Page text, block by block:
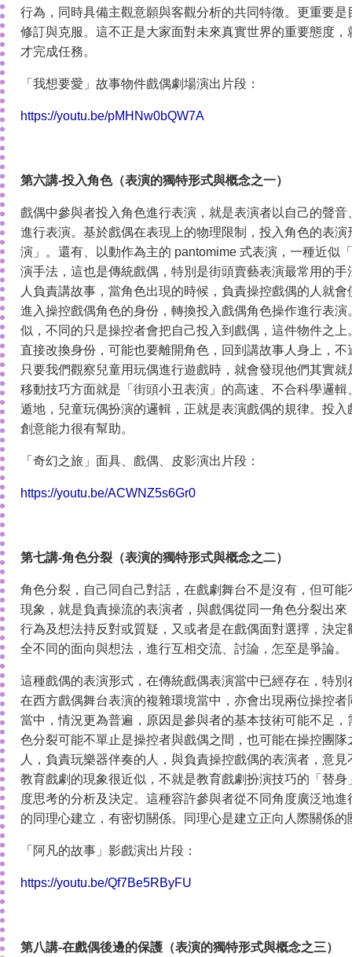
行為，同時具備主觀意願與客觀分析的共同特徵。更重要
修訂與克服。這不正是大家面對未來真實世界的重要態度
才完成任務。
「我想要愛」故事物件戲偶劇場演出片段：
https://youtu.be/pMHNw0bQW7A
第六講-投入角色（表演的獨特形式與概念之一）
戲偶中參與者投入角色進行表演，就是表演者以自己的聲
進行表演。基於戲偶在表現上的物理限制，投入角色的表
演」。還有、以動作為主的 pantomime 式表演，一種近似
演手法，這也是傳統戲偶，特別是街頭賣藝表演最常用的
人負責講故事，當角色出現的時候，負責操控戲偶的人就
進入操控戲偶角色的身份，轉換投入戲偶角色操作進行表
似，不同的只是操控者會把自己投入到戲偶，這件物件之
直接改換身份，可能也要離開角色，回到講故事人身上，
只要我們觀察兒童用玩偶進行遊戲時，就會發現他們其實
移動技巧方面就是「街頭小丑表演」的高速、不合科學邏
遁地，兒童玩偶扮演的邏輯，正就是表演戲偶的規律。投
創意能力很有幫助。
「奇幻之旅」面具、戲偶、皮影演出片段：
https://youtu.be/ACWNZ5s6Gr0
第七講-角色分裂（表演的獨特形式與概念之二）
角色分裂，自己同自己對話，在戲劇舞台不是沒有，但可
現象，就是負責操流的表演者，與戲偶從同一角色分裂出
行為及想法持反對或質疑，又或者是在戲偶面對選擇，決
全不同的面向與想法，進行互相交流、討論，怎至是爭論。
這種戲偶的表演形式，在傳統戲偶表演當中已經存在，特
在西方戲偶舞台表演的複雜環境當中，亦會出現兩位操控
當中，情況更為普遍，原因是參與者的基本技術可能不足
色分裂可能不單止是操控者與戲偶之間，也可能在操控團
人，負責玩樂器伴奏的人，與負責操控戲偶的表演者，意
教育戲劇的現象很近似，不就是教育戲劇扮演技巧的「替
度思考的分析及決定。這種容許參與者從不同角度廣泛地
的同理心建立，有密切關係。同理心是建立正向人際關係的
「阿凡的故事」影戲演出片段：
https://youtu.be/Qf7Be5RByFU
第八講-在戲偶後邊的保護（表演的獨特形式與概念之三）